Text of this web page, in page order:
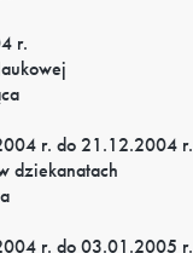
r.
r. do 21.12.2004 r.
dziekanatach
r. do 03.01.2005 r.